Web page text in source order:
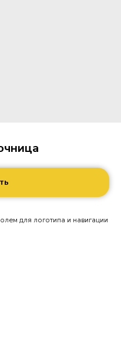
для логотипа и навигации